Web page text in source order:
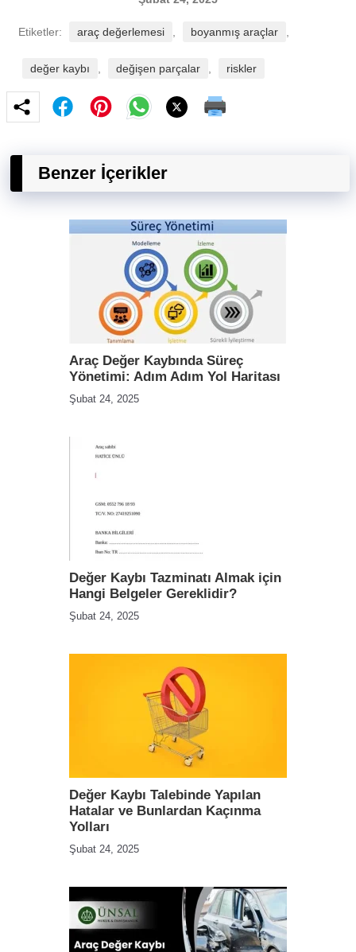
Etiketler: araç değerlemesi boyanmış araçlar
değer kaybı değişen parçalar riskler
Benzer İçerikler
Araç Değer Kaybında Süreç
Yönetimi: Adım Adım Yol Haritası
Şubat 24, 2025
Değer Kaybı Tazminatı Almak için
Hangi Belgeler Gereklidir?
Şubat 24, 2025
Değer Kaybı Talebinde Yapılan
Hatalar ve Bunlardan Kaçınma
Yolları
Şubat 24, 2025